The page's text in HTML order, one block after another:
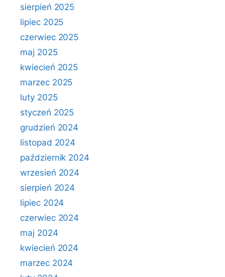
sierpień 2025
lipiec 2025
czerwiec 2025
maj 2025
kwiecień 2025
marzec 2025
luty 2025
styczeń 2025
grudzień 2024
listopad 2024
październik 2024
wrzesień 2024
sierpień 2024
lipiec 2024
czerwiec 2024
maj 2024
kwiecień 2024
marzec 2024